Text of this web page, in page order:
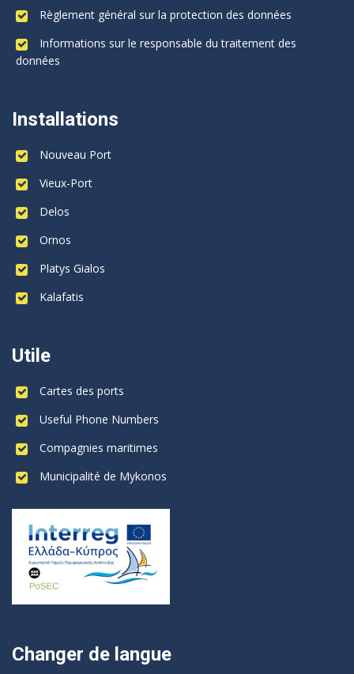
Règlement général sur la protection des données
Informations sur le responsable du traitement des
données
Installations
Nouveau Port
Vieux-Port
Delos
Ornos
Platys Gialos
Kalafatis
Utile
Cartes des ports
Useful Phone Numbers
Compagnies maritimes
Municipalité de Mykonos
Changer de langue